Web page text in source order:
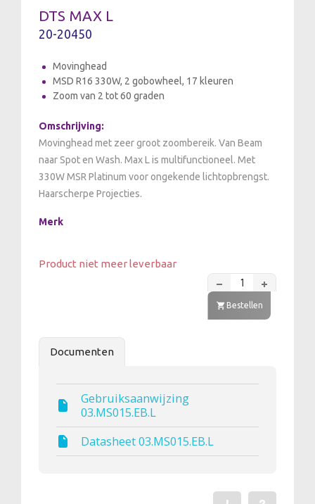
DTS MAX L
20-20450
Movinghead
MSD R16 330W, 2 gobowheel, 17 kleuren
Zoom van 2 tot 60 graden
Omschrijving:
Movinghead met zeer groot zoombereik. Van Beam
naar Spot en Wash. Max L is multifunctioneel. Met
330W MSR Platinum voor ongekende lichtopbrengst.
Haarscherpe Projecties.
Merk
Product niet meer leverbaar
Bestellen
Documenten
Gebruiksaanwijzing
03.MS015.EB.L
Datasheet 03.MS015.EB.L